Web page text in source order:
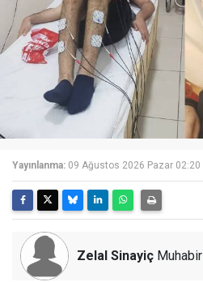
Yayınlanma: 09 Ağustos 2026 Pazar 02:20
Zelal Sinayiç Muhabir